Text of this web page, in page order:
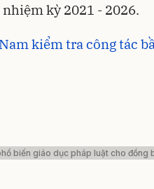
kỳ 2021 - 2026.
kiểm tra công tác
biến giáo dục pháp luật cho đồng